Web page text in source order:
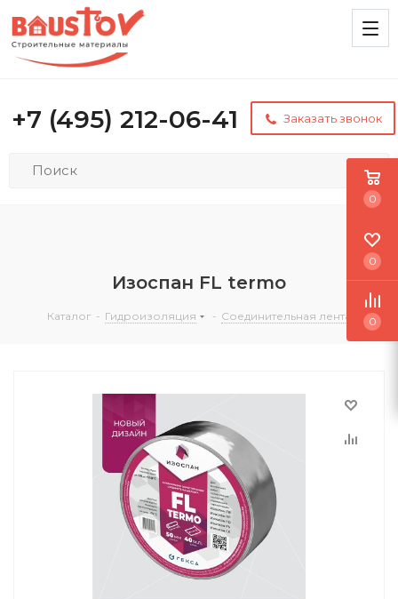
+7 (495) 212-06-41 Заказать звонок
Изоспан FL termo
Каталог - Гидроизоляция - Соединительная лента
0
0
0